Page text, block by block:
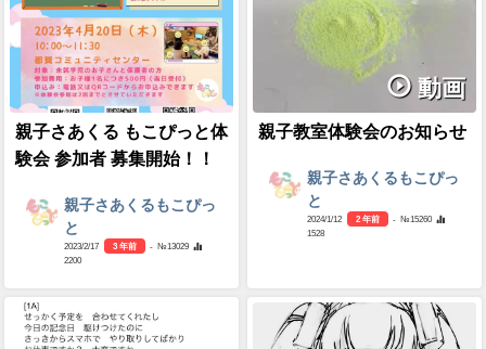
親子さあくる もこぴっと体
験会 参加者 募集開始！！
親子さあくるもこぴっ
と
2023/2/17 3 年前
- №13029
2200
動画
親子教室体験会のお知らせ
親子さあくるもこぴっ
と
2024/1/12 2 年前
- №15260
1528